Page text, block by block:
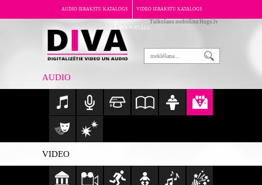
AUDIO IERAKSTU KATALOGS VIDEO IERAKSTU KATALOGS
PAR PORTĀLU
Tulkošanu nodrošina Hugo.lv
AUDIO
VIDEO